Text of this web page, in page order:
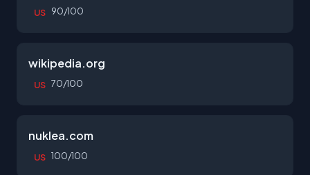
US 90/100
wikipedia.org
US 70/100
nuklea.com
US 100/100